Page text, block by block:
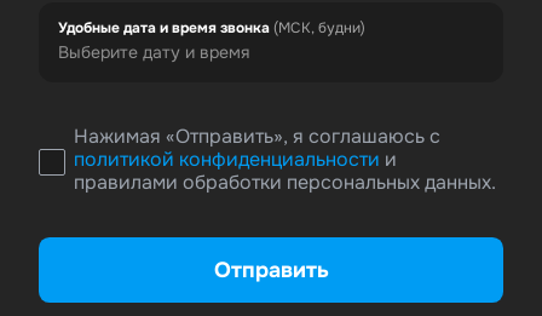
Удобные дата и время звонка(МСК, будни)
Нажимая «Отправить», я соглашаюсь с
политикой конфиденциальности и
правилами обработки персональных данных.